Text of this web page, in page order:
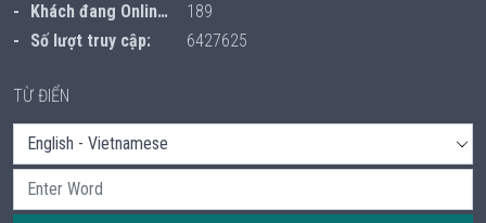
Khách đang Online:
189
Số lượt truy cập:
6427625
TỪ ĐIỂN